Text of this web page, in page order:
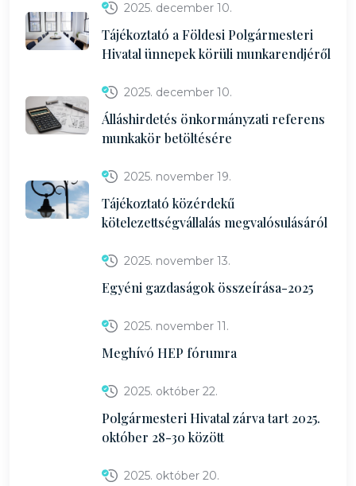
2025. december 10.
Tájékoztató a Földesi Polgármesteri
Hivatal ünnepek körüli munkarendjéről
2025. december 10.
Álláshirdetés önkormányzati referens
munkakör betöltésére
2025. november 19.
Tájékoztató közérdekű
kötelezettségvállalás megvalósulásáról
2025. november 13.
Egyéni gazdaságok összeírása-2025
2025. november 11.
Meghívó HEP fórumra
2025. október 22.
Polgármesteri Hivatal zárva tart 2025.
október 28-30 között
2025. október 20.